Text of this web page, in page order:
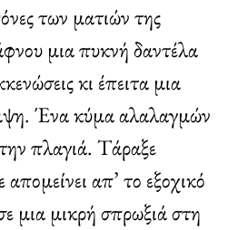
των ματιών της
μια πυκνή δαντέλα
κι έπειτα μια
Ένα κύμα αλαλαγμών
πλαγιά. Τάραξε
απομείνει απ’ το εξοχικό
μια μικρή σπρωξιά στη